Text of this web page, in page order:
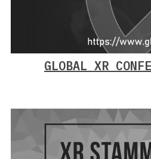
GLOBAL XR